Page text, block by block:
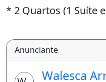
* 2 Quartos (1 Suíte
* Sala de Estar / Jantar;
* Cozinha Americana;
Anunciante
Walesca